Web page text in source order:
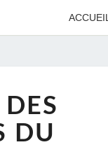
ACCUEIL
DU